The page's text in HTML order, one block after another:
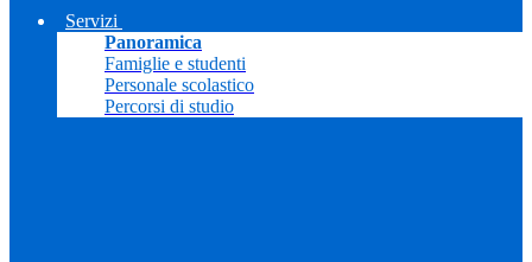
Servizi
Panoramica
Famiglie e studenti
Personale scolastico
Percorsi di studio